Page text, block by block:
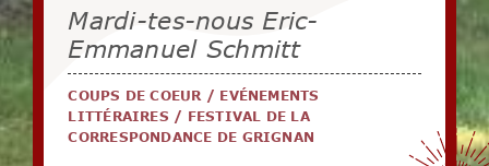
Mardi-tes-nous Eric-
Emmanuel Schmitt
COUPS DE COEUR / EVÉNEMENTS
LITTÉRAIRES / FESTIVAL DE LA
CORRESPONDANCE DE GRIGNAN